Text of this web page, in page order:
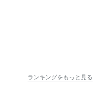
ランキングをもっと見る